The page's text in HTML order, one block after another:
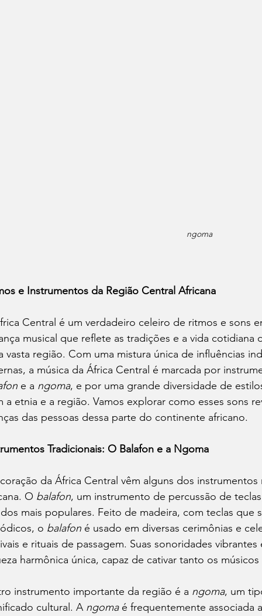
ngoma
e Instrumentos da Região Central Africana
Central é um verdadeiro celeiro de ritmos e sons
musical que reflete as tradições e a vida
vasta região. Com uma mistura única de influências
a música da África Central é marcada por
e a ngoma, e por uma grande diversidade de
a etnia e a região. Vamos explorar como esses sons
das pessoas dessa parte do continente africano.
Tradicionais: O Balafon e a Ngoma
da África Central vêm alguns dos
O balafon, um instrumento de percussão de
mais populares. Feito de madeira, com teclas que
o balafon é usado em diversas cerimônias e
e rituais de passagem. Suas sonoridades
harmônica única, capaz de cativar tanto os
instrumento importante da região é a ngoma, um
cultural. A ngoma é frequentemente associada